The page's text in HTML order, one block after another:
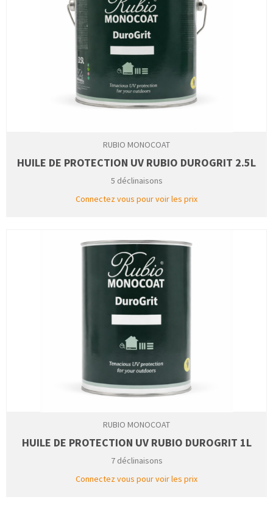
RUBIO MONOCOAT
HUILE DE PROTECTION UV RUBIO DUROGRIT 2.5L
5 déclinaisons
Connectez vous pour voir les prix
RUBIO MONOCOAT
HUILE DE PROTECTION UV RUBIO DUROGRIT 1L
7 déclinaisons
Connectez vous pour voir les prix